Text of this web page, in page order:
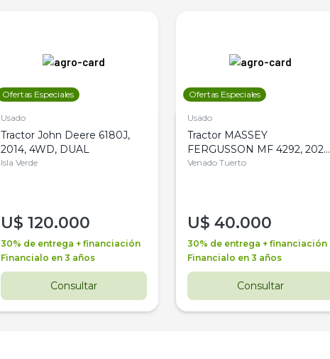
Ofertas Especiales
Usado
Tractor John Deere 6180J,
2014, 4WD, DUAL
Isla Verde
U$ 120.000
30% de entrega + financiación
Financialo en 3 años
Consultar
Ofertas Especiales
Usado
Tractor MASSEY
FERGUSSON MF 4292, 2020,
4WD, PATON
Venado Tuerto
U$ 40.000
30% de entrega + financiación
Financialo en 3 años
Consultar